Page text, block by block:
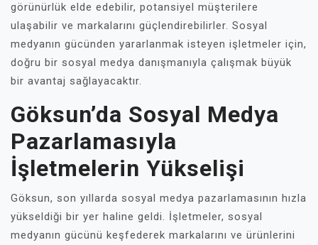
görünürlük elde edebilir, potansiyel müşterilere
ulaşabilir ve markalarını güçlendirebilirler. Sosyal
medyanın gücünden yararlanmak isteyen işletmeler için,
doğru bir sosyal medya danışmanıyla çalışmak büyük
bir avantaj sağlayacaktır.
Göksun’da Sosyal Medya
Pazarlamasıyla
İşletmelerin Yükselişi
Göksun, son yıllarda sosyal medya pazarlamasının hızla
yükseldiği bir yer haline geldi. İşletmeler, sosyal
medyanın gücünü keşfederek markalarını ve ürünlerini